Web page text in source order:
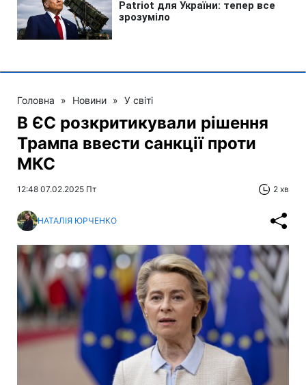
Головна » Новини » У світі
В ЄС розкритикували рішення
Трампа ввести санкції проти
МКС
12:48 07.02.2025 Пт 2 хв
НАТАЛІЯ ЮРЧЕНКО